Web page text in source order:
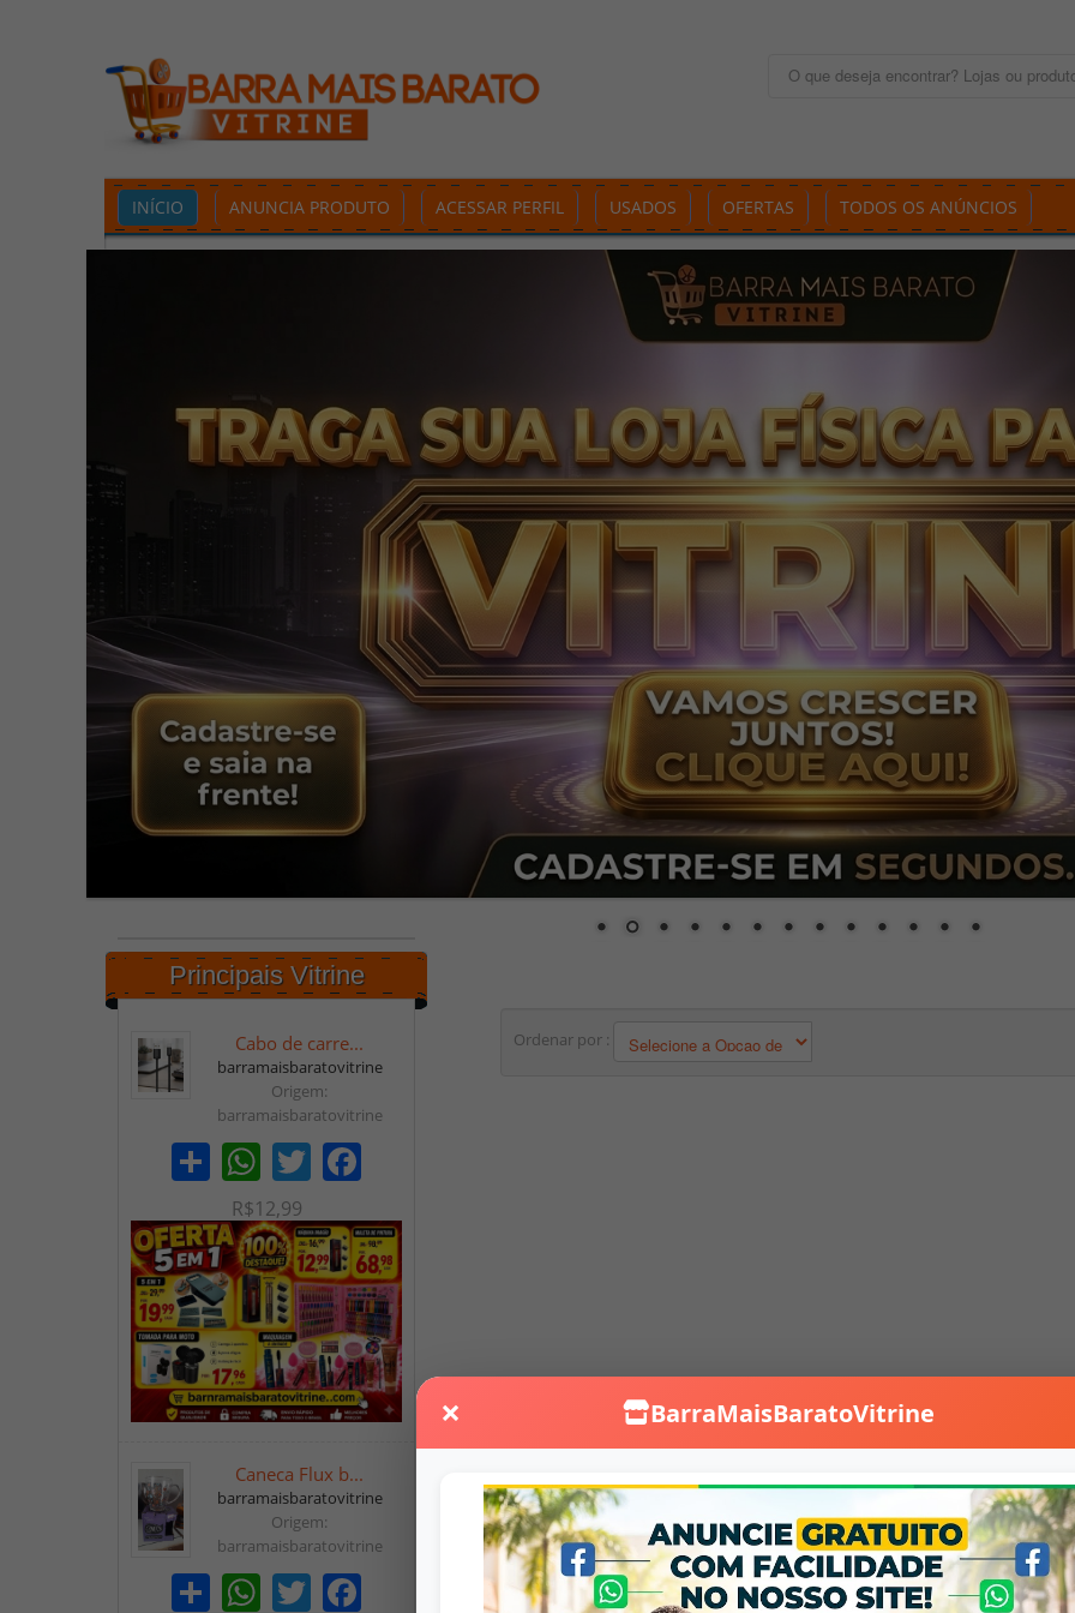
× BarraMaisBaratoVitrine
Falar no WhatsApp
INÍCIO ANUNCIA PRODUTO ACESSAR PERFIL USADOS OFERTAS TODOS OS ANÚNCIOS
Principais Vitrine
Cabo de carre...
barramaisbaratovitrine
Origem:
barramaisbaratovitrine
Share WhatsAppTwitter Facebook
R$12,99
Caneca Flux b...
barramaisbaratovitrine
Origem:
barramaisbaratovitrine
Share WhatsAppTwitter Facebook
Ordenar por :